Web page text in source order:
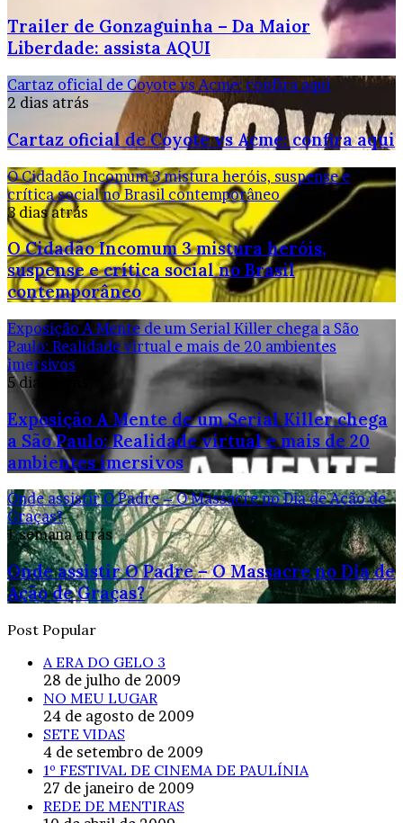
Trailer de Gonzaguinha – Da Maior
Liberdade: assista AQUI
Cartaz oficial de Coyote vs Acme: confira aqui
2 dias atrás
Cartaz oficial de Coyote vs Acme: confira aqui
O Cidadão Incomum 3 mistura heróis, suspense e
crítica social no Brasil contemporâneo
3 dias atrás
O Cidadão Incomum 3 mistura heróis,
suspense e crítica social no Brasil
contemporâneo
Exposição A Mente de um Serial Killer chega a São
Paulo: Realidade virtual e mais de 20 ambientes
imersivos
5 dias atrás
Exposição A Mente de um Serial Killer chega
a São Paulo: Realidade virtual e mais de 20
ambientes imersivos
Onde assistir O Padre – O Massacre no Dia de Ação de
Graças?
1 semana atrás
Onde assistir O Padre – O Massacre no Dia de
Ação de Graças?
Post Popular
A ERA DO GELO 3
28 de julho de 2009
NO MEU LUGAR
24 de agosto de 2009
SETE VIDAS
4 de setembro de 2009
1º FESTIVAL DE CINEMA DE PAULÍNIA
27 de janeiro de 2009
REDE DE MENTIRAS